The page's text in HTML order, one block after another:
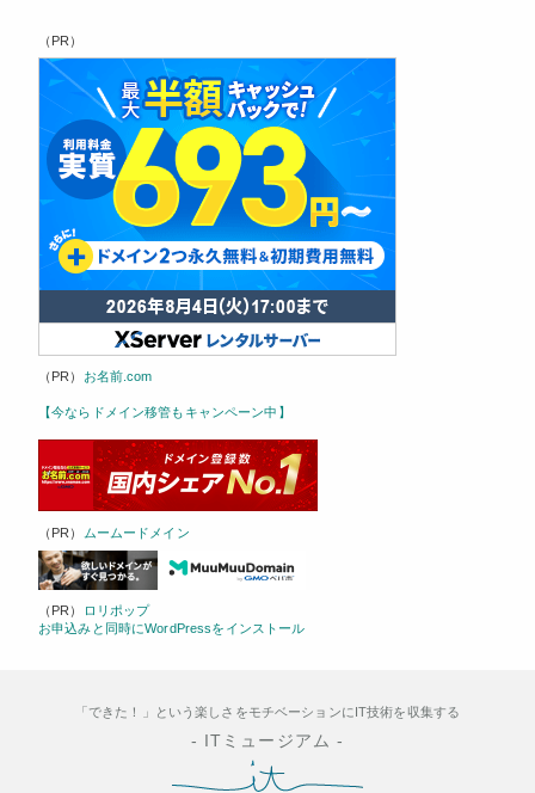
（PR）
（PR） お名前.com
【今ならドメイン移管もキャンペーン中】
（PR） ムームードメイン
（PR）
ロリポップ
お申込みと同時にWordPressをインストール
「できた！」という楽しさをモチベーションにIT技術を収集する
- ITミュージアム -